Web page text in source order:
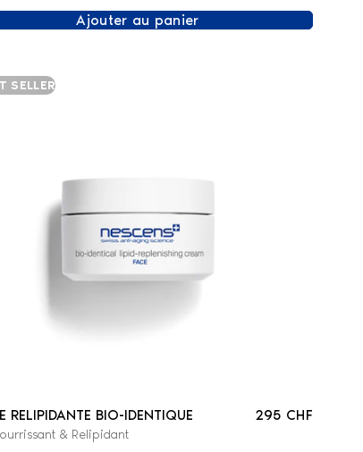
Ajouter au panier
SELLER
RELIPIDANTE BIO-IDENTIQUE
& Relipidant
295 CHF